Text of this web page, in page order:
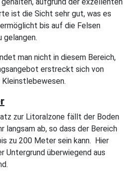
ist die Sicht sehr gut, was es
bis auf die Felsen
gelangen.
man nicht in diesem Bereich,
erstreckt sich von
Kleinstlebewesen.
zur Litoralzone fällt der Boden
langsam ab, so dass der Bereich
zu 200 Meter sein kann. Hier
Untergrund überwiegend aus